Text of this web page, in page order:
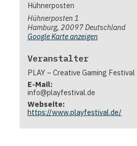
Hühnerposten
Hühnerposten 1
Hamburg, 20097Deutschland
Google Karte anzeigen
Veranstalter
PLAY – Creative Gaming Festival
E-Mail:
info@playfestival.de
Webseite:
https://www.playfestival.de/